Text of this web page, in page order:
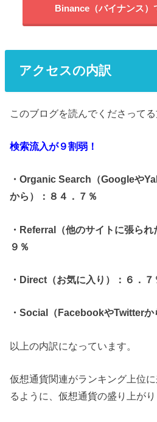
Binance（バイナンス）
アクセスの内訳
このブログを読んでくださってる
検索流入が９割弱 ！
・Organic Search（Googleや
から）
：８４．７％
・ Referral（他のサイトに張られ
９％
・Direct（お気に入り）：６．７
・Social（FacebookやTwitterか
以上の内訳になっています。
仮想通貨関連がランキング上位
るように、仮想通貨の盛り上がり